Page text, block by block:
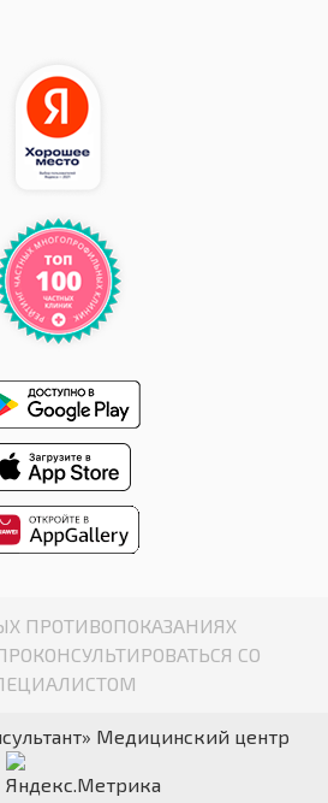
ПРОТИВОПОКАЗАНИЯХ
СО
Медицинский центр